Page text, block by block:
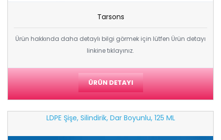
Tarsons
Ürün hakkında daha detaylı bilgi görmek için lütfen Ürün detayı
linkine tıklayınız.
ÜRÜN DETAYI
LDPE Şişe, Silindirik, Dar Boyunlu, 125 ML